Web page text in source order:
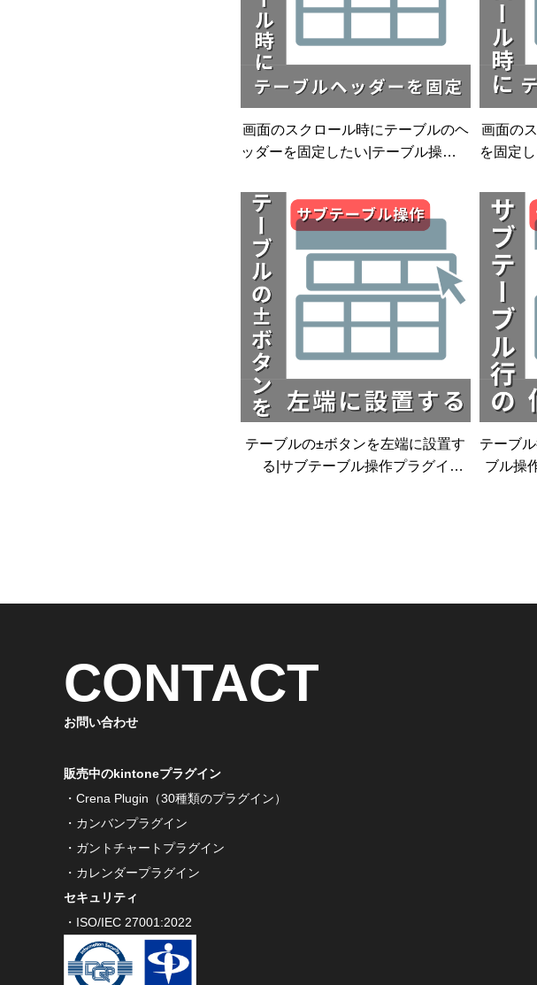
画面のスクロール時にテーブルのヘ
ッダーを固定したい|テーブル操作プ
画面の
を固定
テーブルの±ボタンを左端に設置す
る|サブテーブル操作プラグイ
テーブ
ブル操
CONTACT
お問い合わせ
販売中のkintoneプラグイン
・Crena Plugin（30種類のプラグイン）
・カンバンプラグイン
・ガントチャートプラグイン
・カレンダープラグイン
セキュリティ
・ISO/IEC 27001:2022